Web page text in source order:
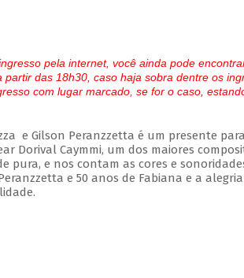
pela internet, você ainda pode
das 18h30, caso haja sobra dentre os
com lugar marcado, se for o caso,
e Gilson Peranzzetta é um presente
Dorival Caymmi, um dos maiores
pura, e nos contam as cores e
e 50 anos de Fabiana e a